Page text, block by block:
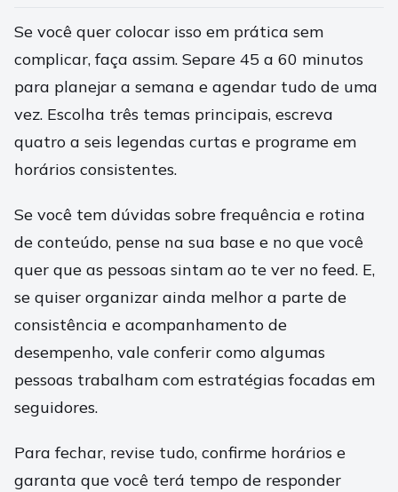
Se você quer colocar isso em prática sem
complicar, faça assim. Separe 45 a 60 minutos
para planejar a semana e agendar tudo de uma
vez. Escolha três temas principais, escreva
quatro a seis legendas curtas e programe em
horários consistentes.
Se você tem dúvidas sobre frequência e rotina
de conteúdo, pense na sua base e no que você
quer que as pessoas sintam ao te ver no feed. E,
se quiser organizar ainda melhor a parte de
consistência e acompanhamento de
desempenho, vale conferir como algumas
pessoas trabalham com estratégias focadas em
seguidores.
Para fechar, revise tudo, confirme horários e
garanta que você terá tempo de responder